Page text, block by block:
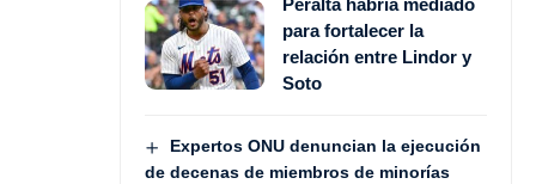
Peralta habría mediado
para fortalecer la
relación entre Lindor y
Soto
Expertos ONU denuncian la ejecución
de decenas de miembros de minorías